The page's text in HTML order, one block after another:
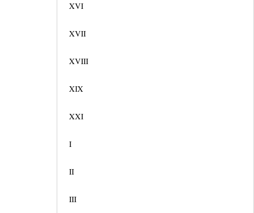
XVI
XVII
XVIII
XIX
XXI
I
II
III